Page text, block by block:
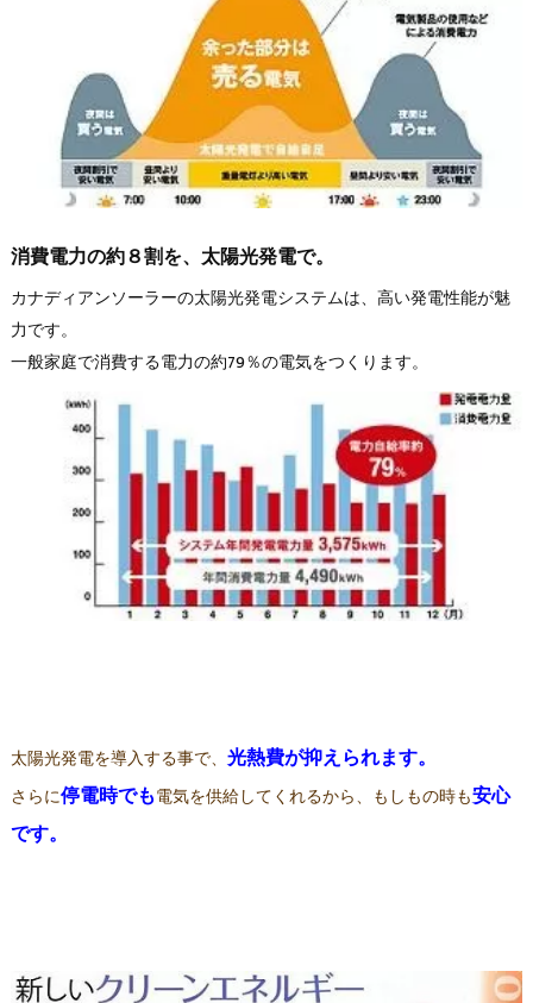
消費電力の約８割を、太陽光発電で。
カナディアンソーラーの太陽光発電システムは、高い発電性能が魅
力です。
一般家庭で消費する電力の約79％の電気をつくります。
太陽光発電を導入する事で、 光熱費が抑えられます。
さらに停電時でも 電気を供給してくれるから、もしもの時も安心
です。